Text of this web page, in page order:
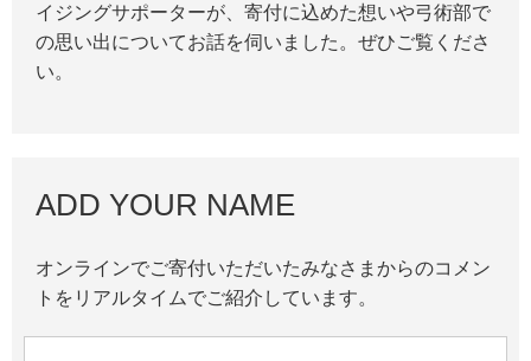
イジングサポーターが、寄付に込めた想いや弓術部で
の思い出についてお話を伺いました。ぜひご覧くださ
い。
ADD YOUR NAME
オンラインでご寄付いただいたみなさまからのコメン
トをリアルタイムでご紹介しています。